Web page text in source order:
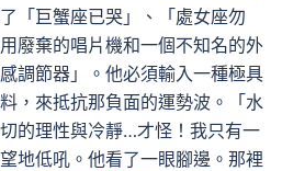
「巨蟹座已哭」、「處女座勿
廢棄的唱片機和一個不知名的外
調節器」。他必須輸入一種極具
，來抵抗那負面的運勢波。「水
的理性與冷靜…才怪！我只有一
地低吼。他看了一眼腳邊。那裡